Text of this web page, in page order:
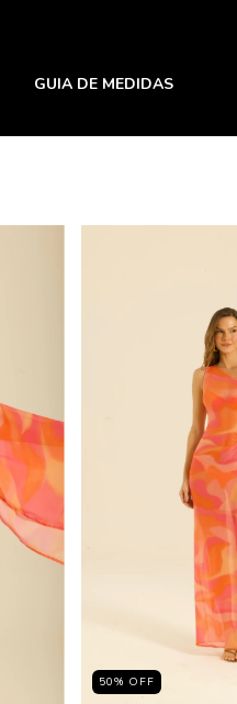
GUIA DE MEDIDAS
50% OFF